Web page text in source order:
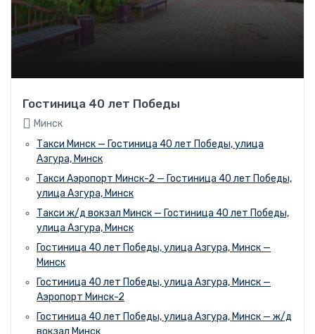
Гостиница 40 лет Победы
Минск
Такси Минск — Гостиница 40 лет Победы, улица
Азгура, Минск
Такси Аэропорт Минск-2 — Гостиница 40 лет Победы,
улица Азгура, Минск
Такси ж/д вокзал Минск — Гостиница 40 лет Победы,
улица Азгура, Минск
Гостиница 40 лет Победы, улица Азгура, Минск —
Минск
Гостиница 40 лет Победы, улица Азгура, Минск —
Аэропорт Минск-2
Гостиница 40 лет Победы, улица Азгура, Минск — ж/д